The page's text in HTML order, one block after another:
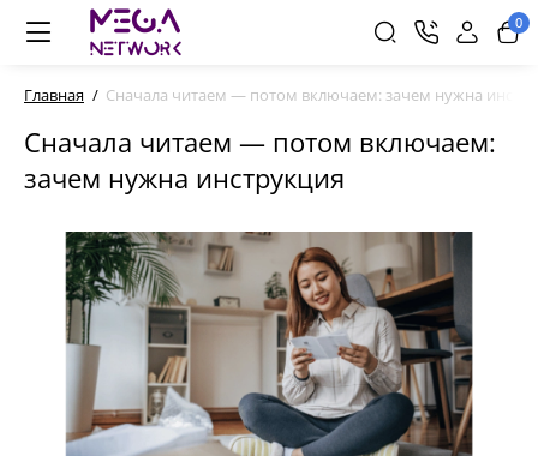
0
Главная Сначала читаем — потом включаем: зачем нужна
Сначала читаем — потом включаем:
зачем нужна инструкция